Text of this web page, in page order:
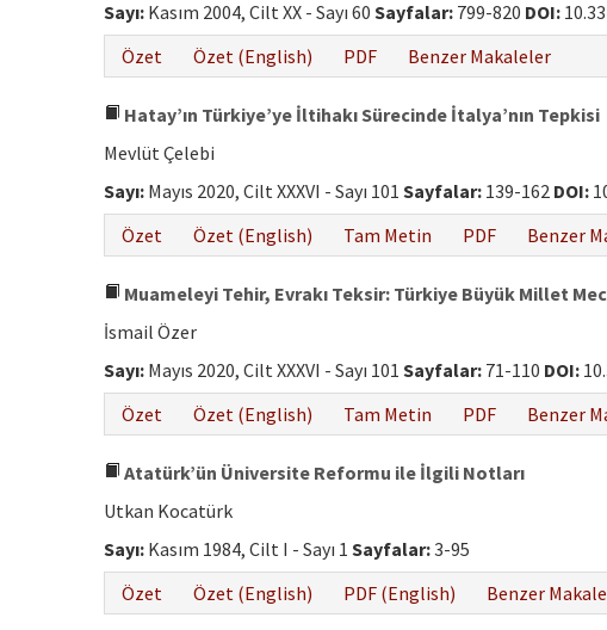
Sayı: Kasım 2004, Cilt XX - Sayı 60 Sayfalar: 799-820 DOI:
Özet
Özet (English) PDF Benzer Makaleler
Hatay’ın Türkiye’ye İltihakı Sürecinde İtalya’nın Tepkisi
Mevlüt Çelebi
Sayı: Mayıs 2020, Cilt XXXVI - Sayı 101 Sayfalar: 139-162 DOI:
Özet
Özet (English) Tam Metin PDF Benzer
Muameleyi Tehir, Evrakı Teksir: Türkiye Büyük Millet
İsmail Özer
Sayı: Mayıs 2020, Cilt XXXVI - Sayı 101 Sayfalar: 71-110 DOI:
Özet
Özet (English) Tam Metin PDF Benzer
Atatürk’ün Üniversite Reformu ile İlgili Notları
Utkan Kocatürk
Sayı: Kasım 1984, Cilt I - Sayı 1 Sayfalar:3-95
Özet
Özet (English) PDF (English) Benzer